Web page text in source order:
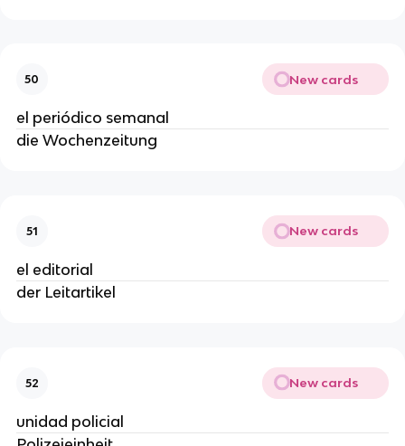
50 New cards
el periódico semanal
die Wochenzeitung
51 New cards
el editorial
der Leitartikel
52 New cards
unidad policial